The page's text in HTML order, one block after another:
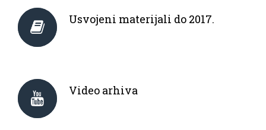
Usvojeni materijali do 2017.
Video arhiva